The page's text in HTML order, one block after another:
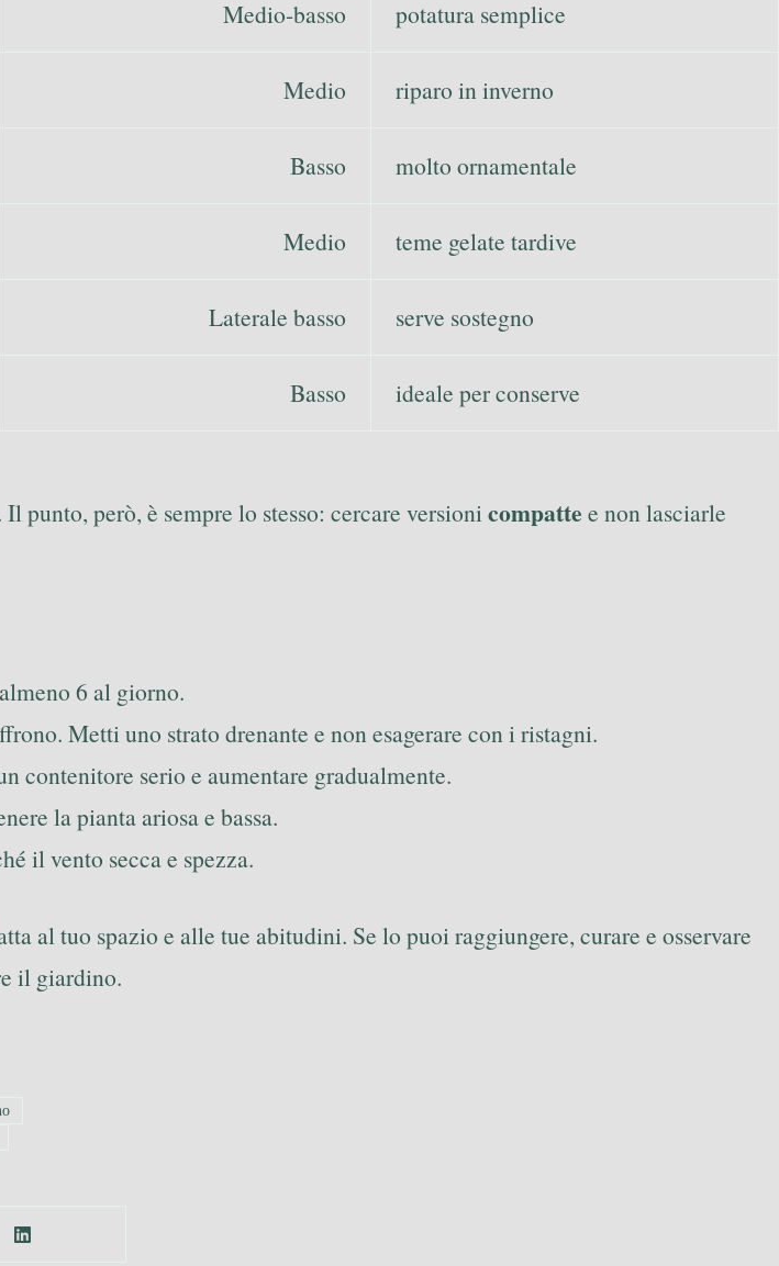
Medio-basso potatura semplice
Medio riparo in inverno
Basso molto ornamentale
Medio teme gelate tardive
Laterale basso serve sostegno
Basso
ideale per conserve
Il punto, però, è sempre lo stesso: cercare versionicompatte e non lasciarle
6 al giorno.
Metti uno strato drenante e non esagerare con i ristagni.
contenitore serio e aumentare gradualmente.
la pianta ariosa e bassa.
il vento secca e spezza.
al tuo spazio e alle tue abitudini. Se lo puoi raggiungere, curare e osservare
il giardino.